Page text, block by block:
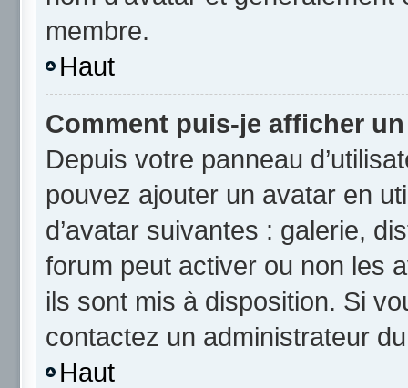
membre.
Haut
Comment puis-je afficher
Depuis votre panneau
pouvez ajouter un avatar en
d’avatar suivantes : galerie,
forum peut activer ou non les
ils sont mis à disposition. Si
contactez un administrateur
Haut